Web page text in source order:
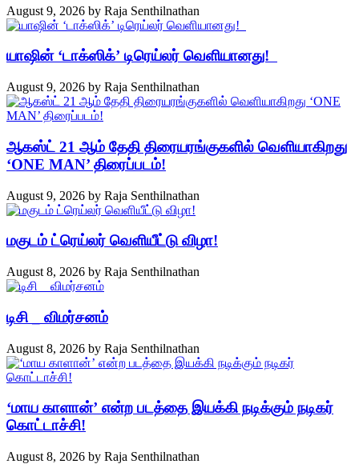
August 9, 2026 by Raja Senthilnathan
யாஷின் ‘டாக்ஸிக்’ டிரெய்லர் வெளியானது!
August 9, 2026 by Raja Senthilnathan
ஆகஸ்ட் 21 ஆம் தேதி திரையரங்குகளில் வெளியாகிறது
‘ONE MAN’ திரைப்படம்!
August 9, 2026 by Raja Senthilnathan
மகுடம் ட்ரெய்லர் வெளியீட்டு விழா!
August 8, 2026 by Raja Senthilnathan
டிசி _ விமர்சனம்
August 8, 2026 by Raja Senthilnathan
‘மாய காளான்’ என்ற படத்தை இயக்கி நடிக்கும் நடிகர்
கொட்டாச்சி!
August 8, 2026 by Raja Senthilnathan